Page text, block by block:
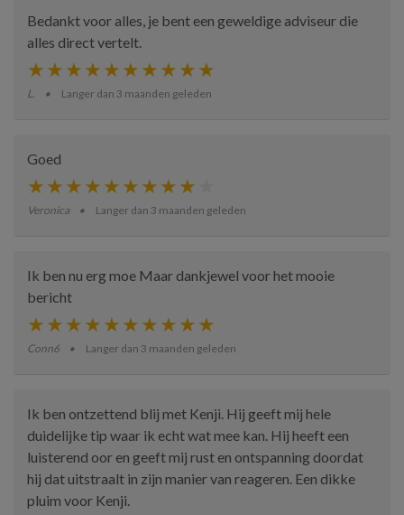
Bedankt voor alles, je bent een geweldige adviseur die
alles direct vertelt.
L. Langer dan 3 maanden geleden
Goed
Veronica Langer dan 3 maanden geleden
Ik ben nu erg moe Maar dankjewel voor het mooie
bericht
Conn6 Langer dan 3 maanden geleden
Ik ben ontzettend blij met Kenji. Hij geeft mij hele
duidelijke tip waar ik echt wat mee kan. Hij heeft een
luisterend oor en geeft mij rust en ontspanning doordat
hij dat uitstraalt in zijn manier van reageren. Een dikke
pluim voor Kenji.